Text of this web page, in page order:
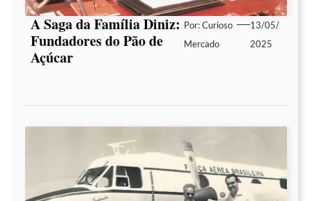
A Saga da Família Diniz:
Fundadores do Pão de
Açúcar
Por:Curioso
Mercado
13/05/
2025